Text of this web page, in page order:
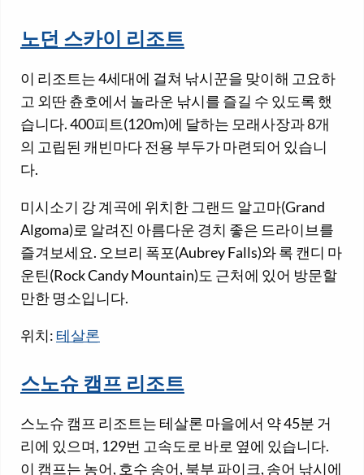
노던 스카이 리조트
이 리조트는 4세대에 걸쳐 낚시꾼을 맞이해 고요하
고 외딴 츈호에서 놀라운 낚시를 즐길 수 있도록 했
습니다. 400피트(120m)에 달하는 모래사장과 8개
의 고립된 캐빈마다 전용 부두가 마련되어 있습니
다.
미시소기 강 계곡에 위치한 그랜드 알고마(Grand
Algoma)로 알려진 아름다운 경치 좋은 드라이브를
즐겨보세요. 오브리 폭포(Aubrey Falls)와 록 캔디 마
운틴(Rock Candy Mountain)도 근처에 있어 방문할
만한 명소입니다.
위치: 테살론
스노슈 캠프 리조트
스노슈 캠프 리조트는 테살론 마을에서 약 45분 거
리에 있으며, 129번 고속도로 바로 옆에 있습니다.
이 캠프는 농어, 호수 송어, 북부 파이크, 송어 낚시에